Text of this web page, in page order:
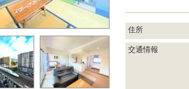
住所
交通情報